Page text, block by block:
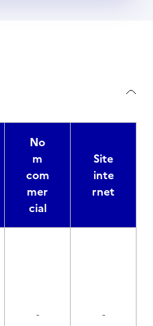
No
m
com
mer
cial
Site
inte
rnet
- -